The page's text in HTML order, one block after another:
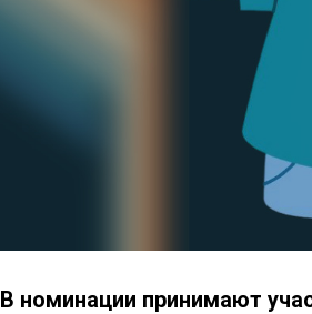
В номинации принимают